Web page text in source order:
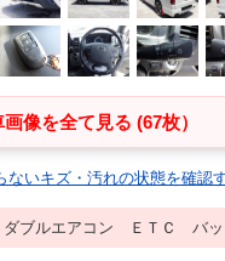
像を全て見る (67枚）
ないキズ・汚れの状態を確認
ルエアコン ＥＴＣ バッ